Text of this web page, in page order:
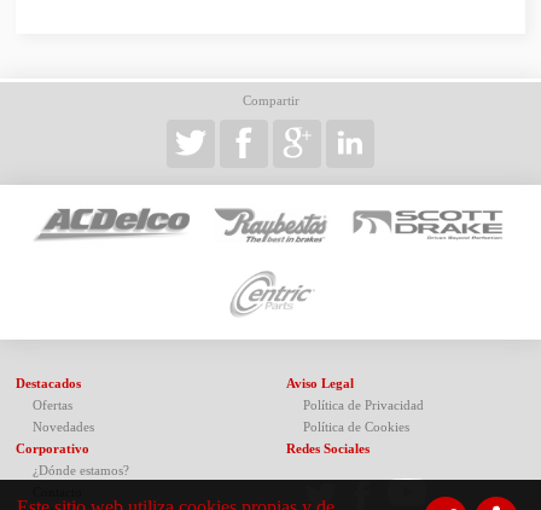
Compartir
Destacados
Ofertas
Novedades
Corporativo
¿Dónde estamos?
Aviso Legal
Política de Privacidad
Política de Cookies
Redes Sociales